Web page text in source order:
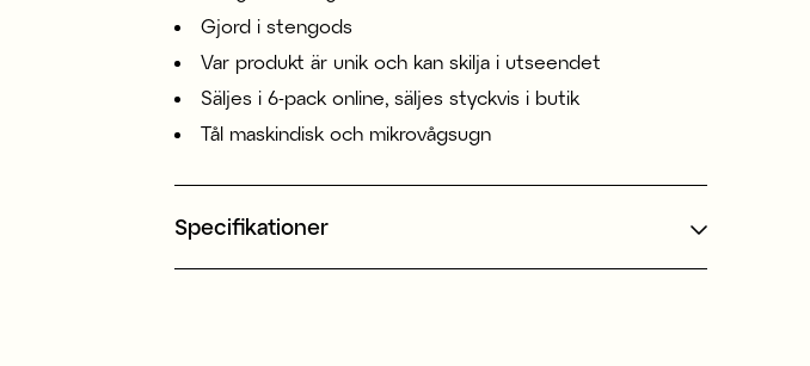
Gjord i stengods
Var produkt är unik och kan skilja i utseendet
Säljes i 6-pack online, säljes styckvis i butik
Tål maskindisk och mikrovågsugn
Specifikationer